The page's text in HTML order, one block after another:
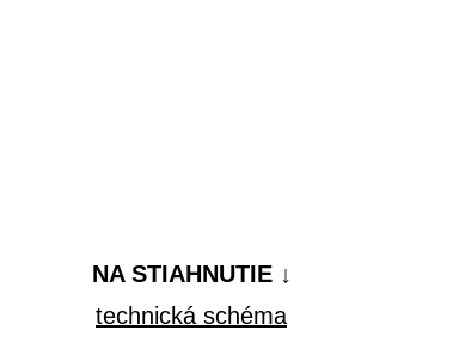
NA STIAHNUTIE ↓
technická schéma